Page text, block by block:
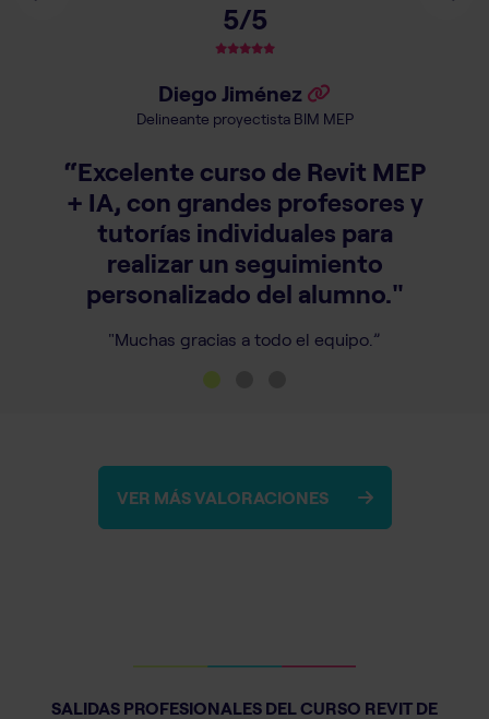
5/5
Diego Jiménez
Delineante proyectista BIM MEP
“Excelente curso de Revit MEP
+ IA, con grandes profesores y
tutorías individuales para
realizar un seguimiento
personalizado del alumno."
"Muchas gracias a todo el equipo.”
VER MÁS VALORACIONES
SALIDAS PROFESIONALES DEL CURSO REVIT DE